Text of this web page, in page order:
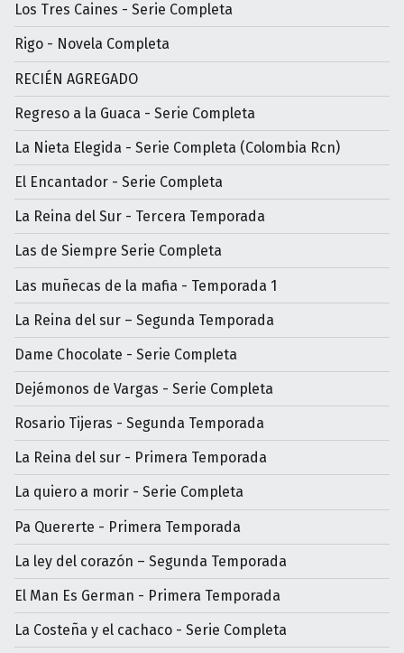
Los Tres Caines - Serie Completa
Rigo - Novela Completa
RECIÉN AGREGADO
Regreso a la Guaca - Serie Completa
La Nieta Elegida - Serie Completa (Colombia Rcn)
El Encantador - Serie Completa
La Reina del Sur - Tercera Temporada
Las de Siempre Serie Completa
Las muñecas de la mafia - Temporada 1
La Reina del sur – Segunda Temporada
Dame Chocolate - Serie Completa
Dejémonos de Vargas - Serie Completa
Rosario Tijeras - Segunda Temporada
La Reina del sur - Primera Temporada
La quiero a morir - Serie Completa
Pa Quererte - Primera Temporada
La ley del corazón – Segunda Temporada
El Man Es German - Primera Temporada
La Costeña y el cachaco - Serie Completa